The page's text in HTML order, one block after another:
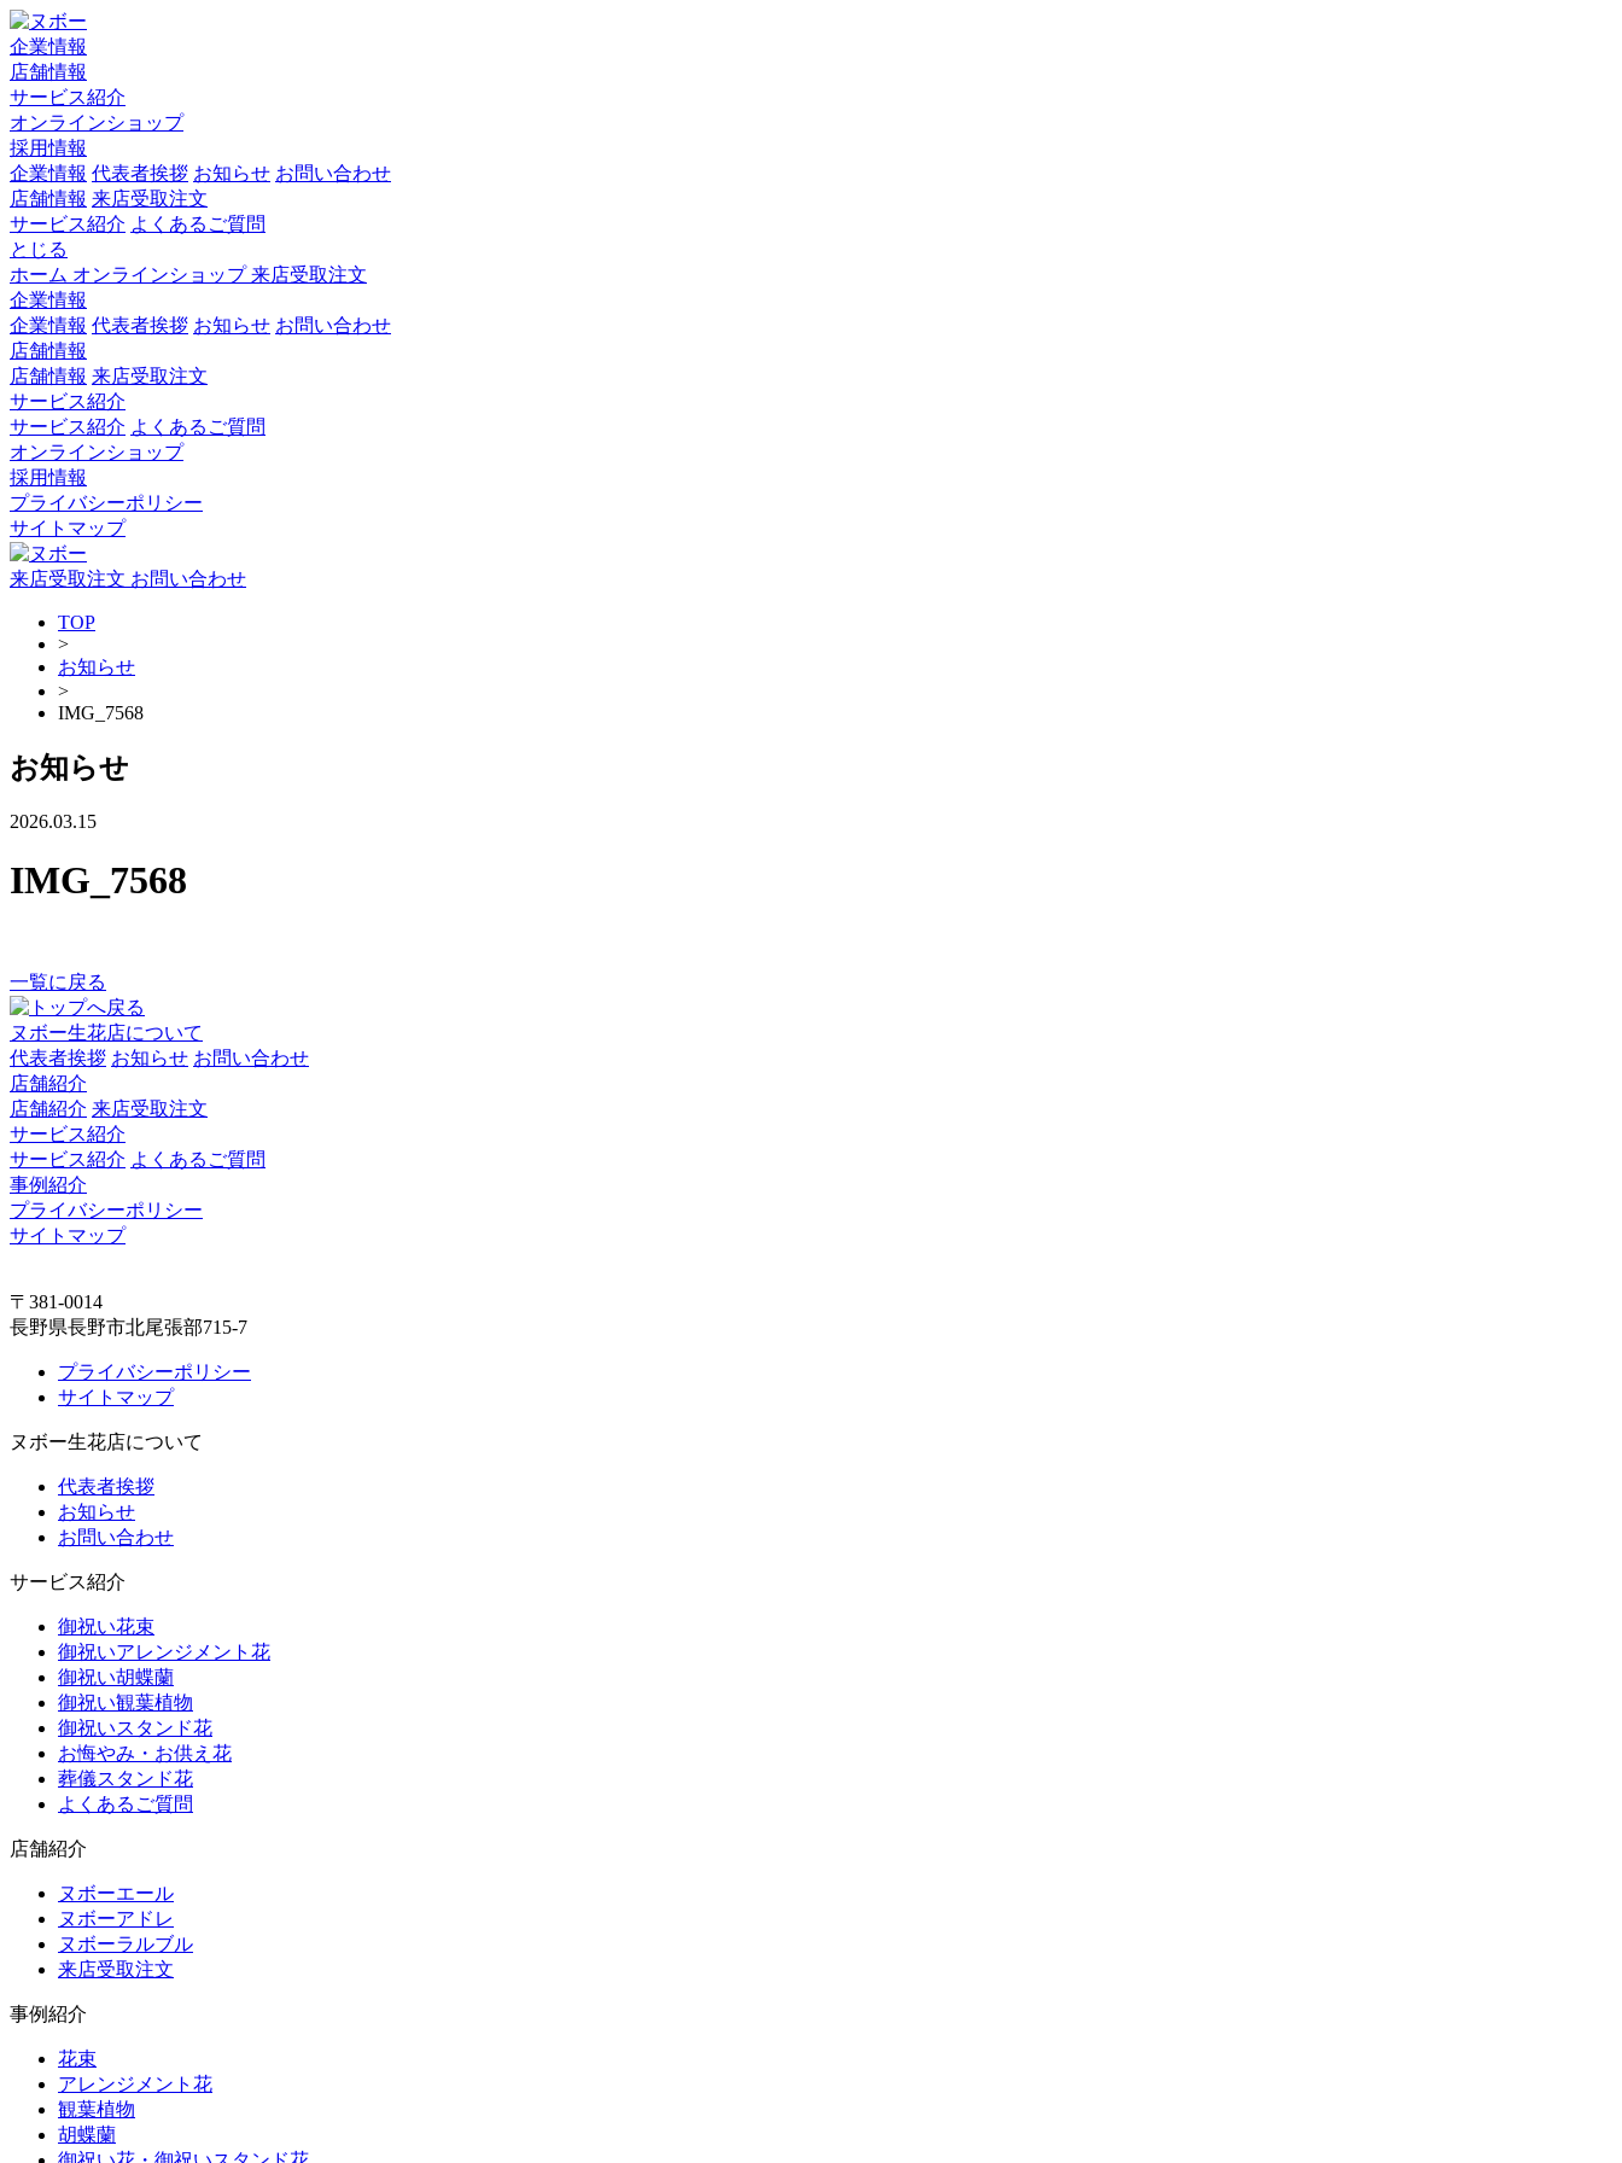
企業情報
店舗情報
サービス紹介
オンラインショップ
採用情報
企業情報 代表者挨拶 お知らせ お問い合わせ
店舗情報 来店受取注文
サービス紹介 よくあるご質問
とじる
ホーム オンラインショップ来店受取注文
企業情報
企業情報 代表者挨拶 お知らせ お問い合わせ
店舗情報
店舗情報 来店受取注文
サービス紹介
サービス紹介 よくあるご質問
オンラインショップ
採用情報
プライバシーポリシー
サイトマップ
来店受取注文 お問い合わせ
TOP
>
お知らせ
>
IMG_7568
お知らせ
2026.03.15
IMG_7568
一覧に戻る
ヌボー生花店について
代表者挨拶 お知らせ お問い合わせ
店舗紹介
店舗紹介 来店受取注文
サービス紹介
サービス紹介 よくあるご質問
事例紹介
プライバシーポリシー
サイトマップ
〒381-0014
長野県長野市北尾張部715-7
プライバシーポリシー
サイトマップ
ヌボー生花店について
代表者挨拶
お知らせ
お問い合わせ
サービス紹介
御祝い花束
御祝いアレンジメント花
御祝い胡蝶蘭
御祝い観葉植物
御祝いスタンド花
お悔やみ・お供え花
葬儀スタンド花
よくあるご質問
店舗紹介
ヌボーエール
ヌボーアドレ
ヌボーラルブル
来店受取注文
事例紹介
花束
アレンジメント花
観葉植物
胡蝶蘭